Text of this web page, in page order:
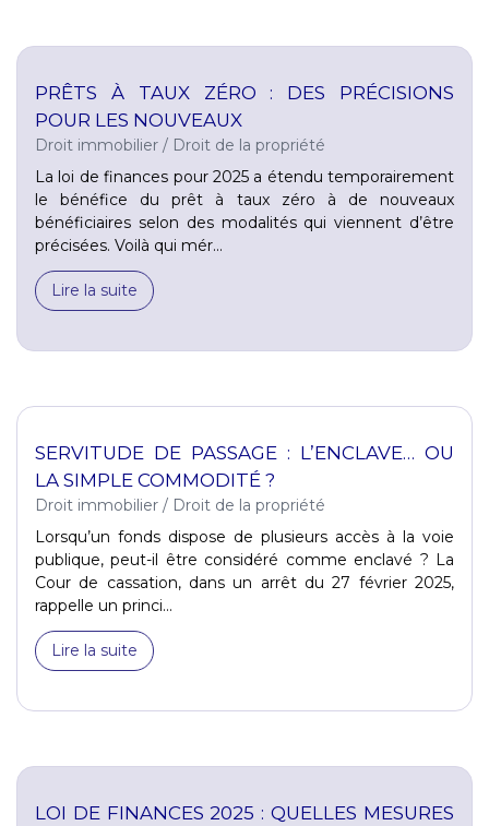
PRÊTS À TAUX ZÉRO : DES PRÉCISIONS
POUR LES NOUVEAUX
Droit immobilier / Droit de la propriété
La loi de finances pour 2025 a étendu temporairement
le bénéfice du prêt à taux zéro à de nouveaux
bénéficiaires selon des modalités qui viennent d’être
précisées. Voilà qui mér...
Lire la suite
SERVITUDE DE PASSAGE : L’ENCLAVE… OU
LA SIMPLE COMMODITÉ ?
Droit immobilier / Droit de la propriété
Lorsqu’un fonds dispose de plusieurs accès à la voie
publique, peut-il être considéré comme enclavé ? La
Cour de cassation, dans un arrêt du 27 février 2025,
rappelle un princi...
Lire la suite
LOI DE FINANCES 2025 : QUELLES MESURES